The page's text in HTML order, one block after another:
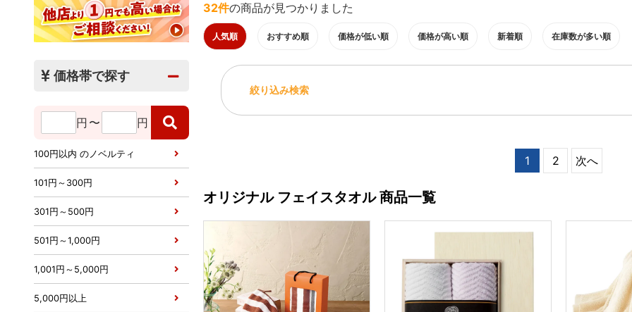
32件の商品が見つかりました
人気順 おすすめ順 価格が低い順 価格が高い順 新着順 在庫数が多い順
絞り込み検索
1 2 次へ
オリジナル フェイスタオル 商品一覧
価格帯で探す
円 〜 円
100円以内 のノベルティ
101円～300円
301円～500円
501円～1,000円
1,001円～5,000円
5,000円以上